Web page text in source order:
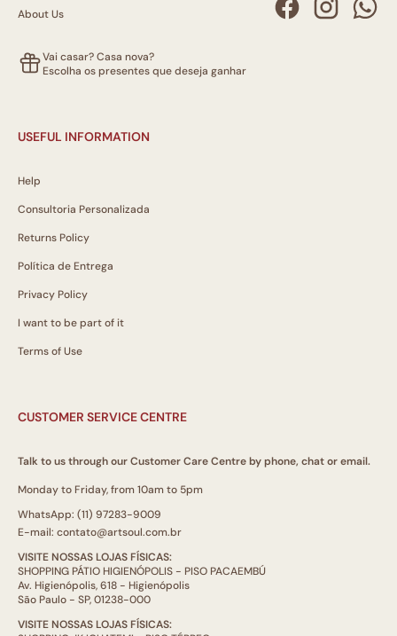
About Us
Vai casar? Casa nova?
Escolha os presentes que deseja ganhar
USEFUL INFORMATION
Help
Consultoria Personalizada
Returns Policy
Política de Entrega
Privacy Policy
I want to be part of it
Terms of Use
CUSTOMER SERVICE CENTRE
Talk to us through our Customer Care Centre by phone, chat or email.
Monday to Friday, from 10am to 5pm
WhatsApp: (11) 97283-9009
E-mail: contato@artsoul.com.br
VISITE NOSSAS LOJAS FÍSICAS:
SHOPPING PÁTIO HIGIENÓPOLIS - PISO PACAEMBÚ
Av. Higienópolis, 618 - Higienópolis
São Paulo - SP, 01238-000
VISITE NOSSAS LOJAS FÍSICAS: